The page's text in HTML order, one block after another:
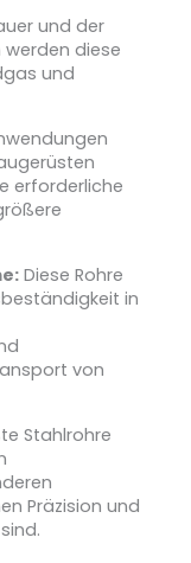
und der
diese
und
erforderliche
Diese Rohre
in
von
Stahlrohre
Präzision und